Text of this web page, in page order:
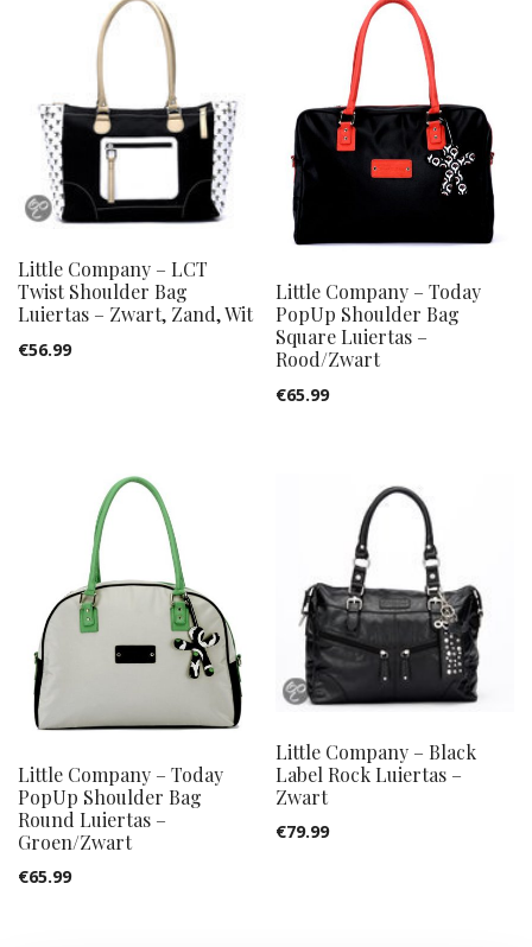
Little Company – LCT
Twist Shoulder Bag
Luiertas – Zwart, Zand, Wit
€56.99
Little Company – Today
PopUp Shoulder Bag
Square Luiertas –
Rood/Zwart
€65.99
Little Company – Today
PopUp Shoulder Bag
Round Luiertas –
Groen/Zwart
€65.99
Little Company – Black
Label Rock Luiertas –
Zwart
€79.99